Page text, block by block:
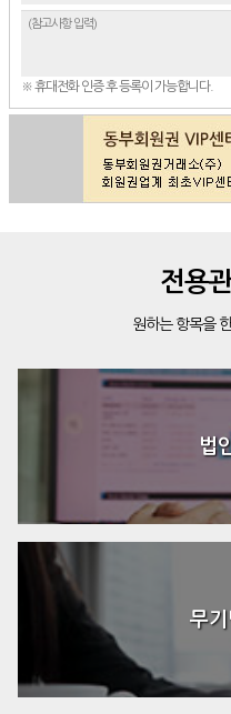
※ 휴대전화 인증 후 등록이 가능합니다.
전용
원하는 항목을
법
무